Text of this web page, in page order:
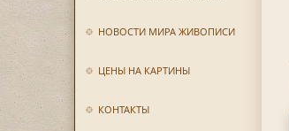
НОВОСТИ МИРА ЖИВОПИСИ
ЦЕНЫ НА КАРТИНЫ
КОНТАКТЫ